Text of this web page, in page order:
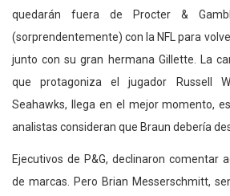
quedarán fuera de Procter &
(sorprendentemente) con la NFL para
junto con su gran hermana Gillette. La
que protagoniza el jugador Russell
Seahawks, llega en el mejor momento,
analistas consideran que Braun debería
Ejecutivos de P&G, declinaron comentar
de marcas. Pero Brian Messerschmitt,